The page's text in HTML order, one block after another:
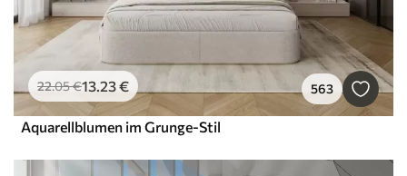
22.05€13.23€ 563
Aquarellblumen im Grunge-Stil